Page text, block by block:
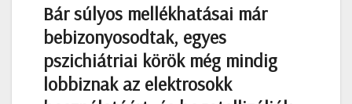
Bár súlyos mellékhatásai már
bebizonyosodtak, egyes
pszichiátriai körök még mindig
lobbiznak az elektrosokk